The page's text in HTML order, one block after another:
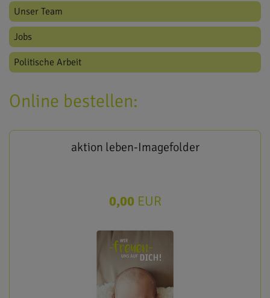
Unser Team
Jobs
Politische Arbeit
Online bestellen:
aktion leben-Imagefolder
0,00 EUR